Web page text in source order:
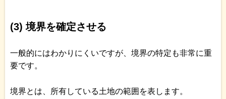
(3) 境界を確定させる
一般的にはわかりにくいですが、境界の特定も非常に重
要です。
境界とは、所有している土地の範囲を表します。